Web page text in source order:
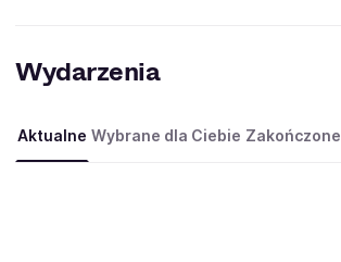
Wydarzenia
Aktualne Wybrane dla Ciebie Zakończone